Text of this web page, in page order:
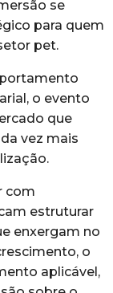
se
para quem
pet.
o evento
que
vez mais
com
estruturar
enxergam no
o
aplicável,